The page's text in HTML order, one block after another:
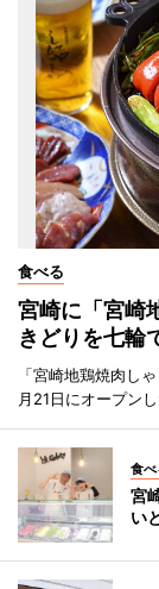
食べる
宮崎に「宮崎
きどりを七輪
「宮崎地鶏焼肉し
月21日にオープンし
食べ
宮
い